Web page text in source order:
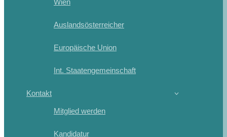
Auslandsösterreicher
Europäische Union
Int. Staatengemeinschaft
Kontakt
Mitglied werden
Kandidatur